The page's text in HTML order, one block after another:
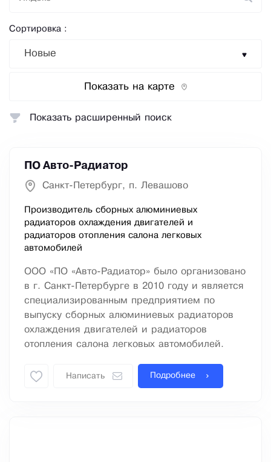
Сортировка :
Новые
Показать на карте
ПО Авто-Радиатор
Санкт-Петербург, п. Левашово
Производитель сборных алюминиевых
радиаторов охлаждения двигателей и
радиаторов отопления салона легковых
автомобилей
ООО «ПО «Авто-Радиатор» было организовано
в г. Санкт-Петербурге в 2010 году и является
специализированным предприятием по
выпуску сборных алюминиевых радиаторов
охлаждения двигателей и радиаторов
отопления салона легковых автомобилей.
Написать Подробнее
Показать расширенный поиск